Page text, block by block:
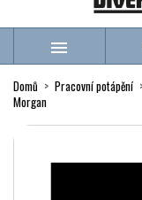

Domů Pracovní potápění
Morgan